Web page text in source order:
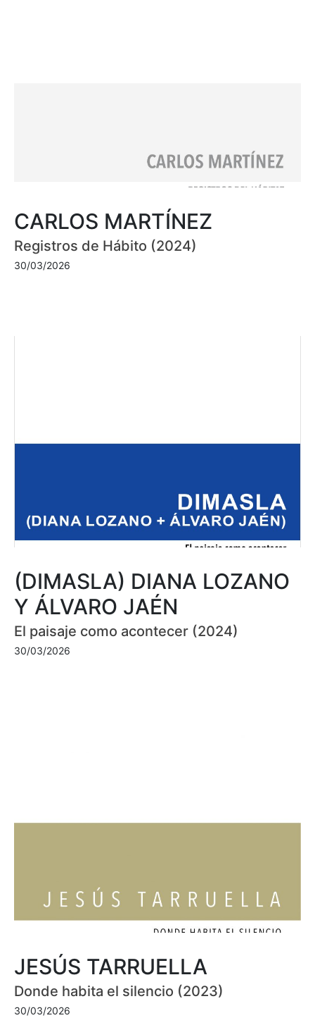
CARLOS MARTÍNEZ
Registros de Hábito (2024)
30/03/2026
(DIMASLA) DIANA LOZANO
Y ÁLVARO JAÉN
El paisaje como acontecer (2024)
30/03/2026
JESÚS TARRUELLA
Donde habita el silencio (2023)
30/03/2026